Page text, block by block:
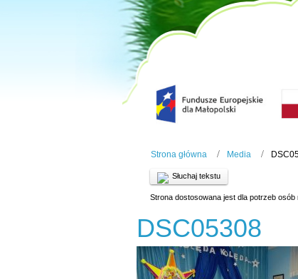
Strona główna Media
Słuchaj tekstu
Strona dostosowana jest dla potrzeb osób
DSC05308